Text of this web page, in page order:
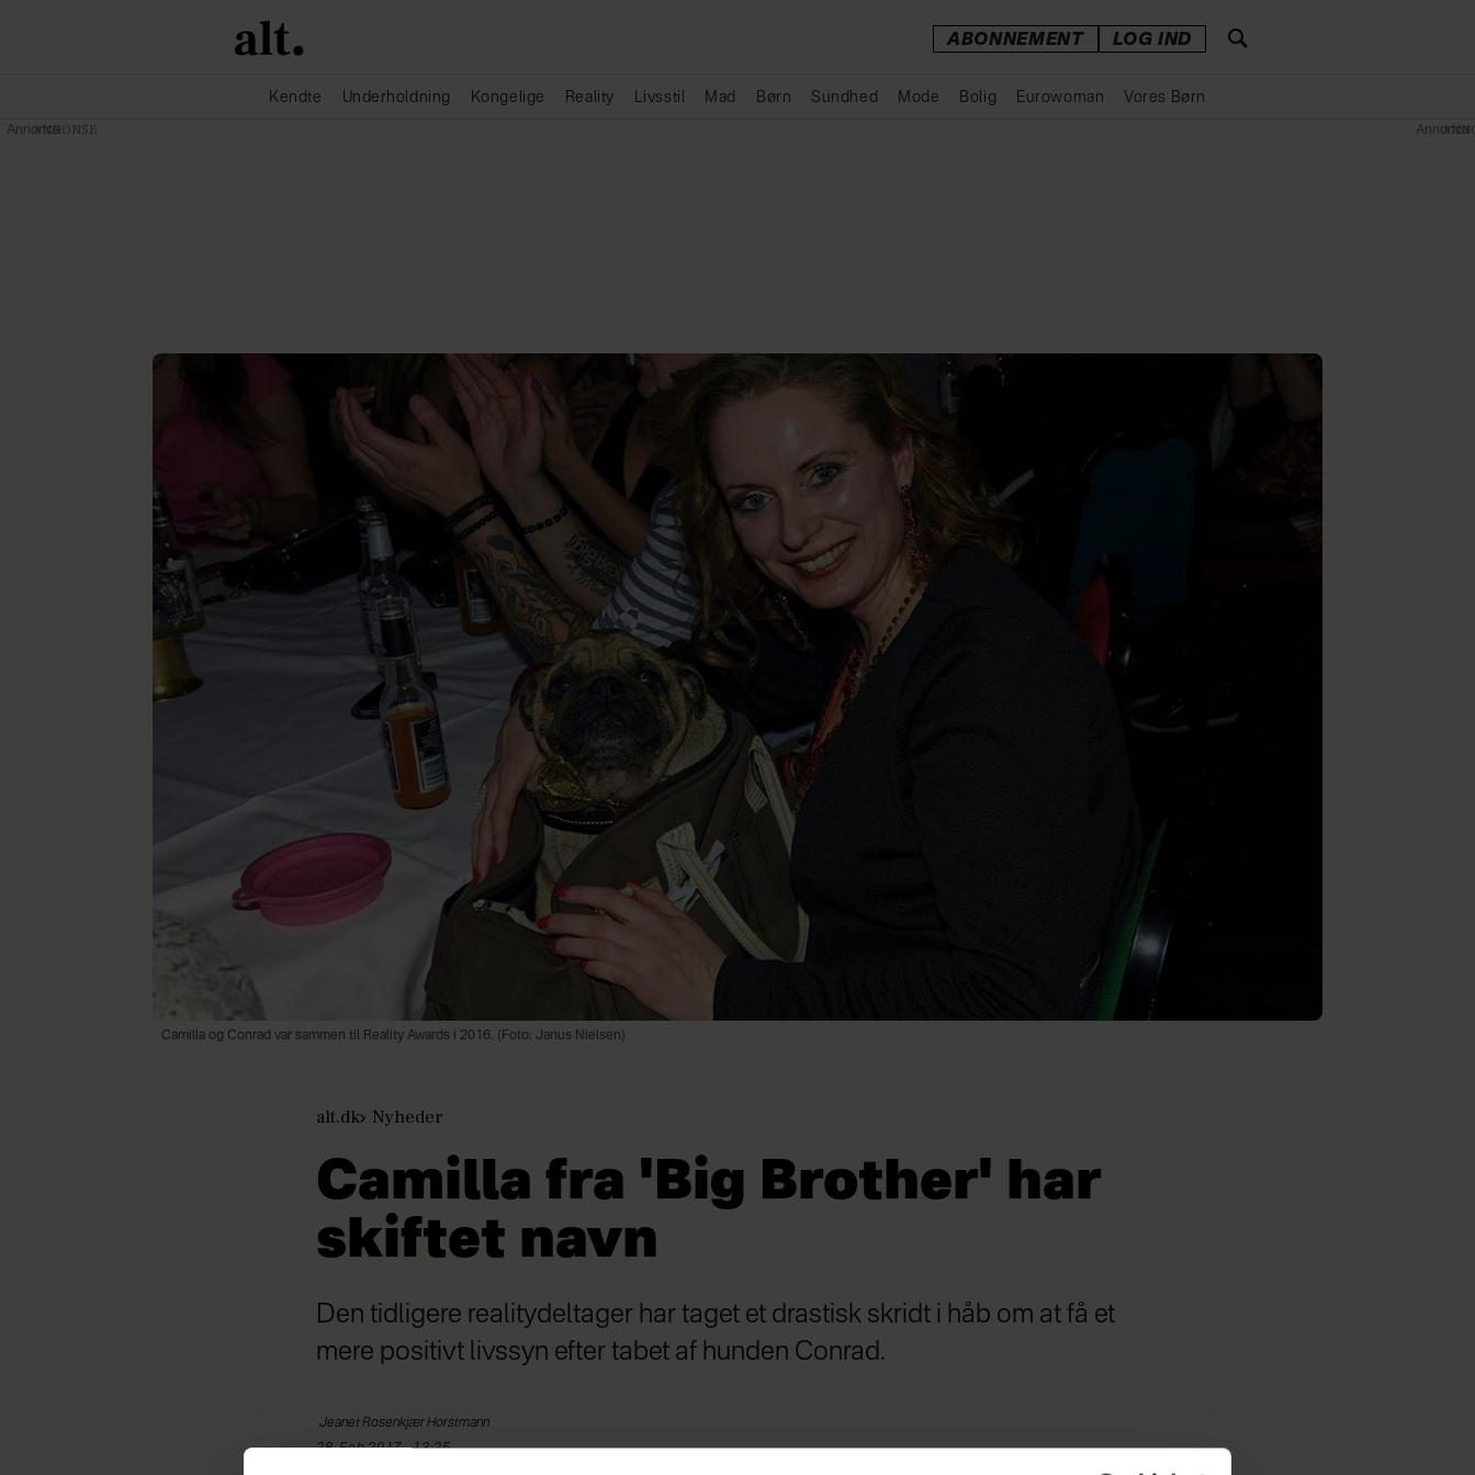
ABONNEMENT LOG IND
Kendte Underholdning Kongelige Reality Livsstil Mad Børn Sundhed Mode Bolig Eurowoman Vores Børn
Camilla og Conrad var sammen til Reality Awards i 2016. (Foto: Janus Nielsen)
alt.dk Nyheder
Camilla fra 'Big Brother' har
skiftet navn
Den tidligere realitydeltager har taget et drastisk skridt i håb om at få et
mere positivt livssyn efter tabet af hunden Conrad.
Jeanet RosenkjærHorstmann
28. Feb 2017 - 13:25
Annonce Annonce